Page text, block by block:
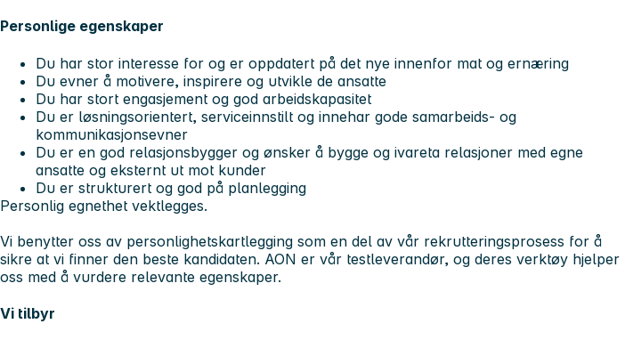
Personlige egenskaper
Du har stor interesse for og er oppdatert på det nye innenfor mat og ernæring
Du evner å motivere, inspirere og utvikle de ansatte
Du har stort engasjement og god arbeidskapasitet
Du er løsningsorientert, serviceinnstilt og innehar gode samarbeids- og
kommunikasjonsevner
Du er en god relasjonsbygger og ønsker å bygge og ivareta relasjoner med egne
ansatte og eksternt ut mot kunder
Du er strukturert og god på planlegging
Personlig egnethet vektlegges.
Vi benytter oss av personlighetskartlegging som en del av vår rekrutteringsprosess for å
sikre at vi finner den beste kandidaten. AON er vår testleverandør, og deres verktøy hjelper
oss med å vurdere relevante egenskaper.
Vi tilbyr